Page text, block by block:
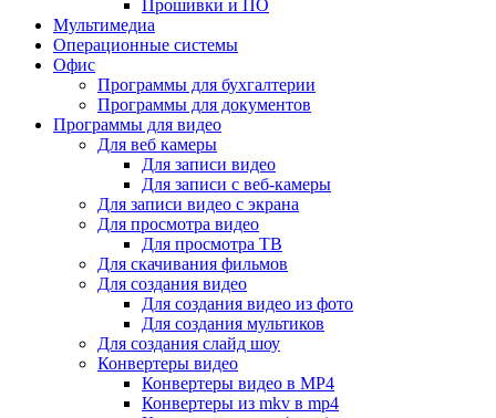
Прошивки и ПО
Мультимедиа
Операционные системы
Офис
Программы для бухгалтерии
Программы для документов
Программы для видео
Для веб камеры
Для записи видео
Для записи с веб-камеры
Для записи видео с экрана
Для просмотра видео
Для просмотра ТВ
Для скачивания фильмов
Для создания видео
Для создания видео из фото
Для создания мультиков
Для создания слайд шоу
Конвертеры видео
Конвертеры видео в MP4
Конвертеры из mkv в mp4